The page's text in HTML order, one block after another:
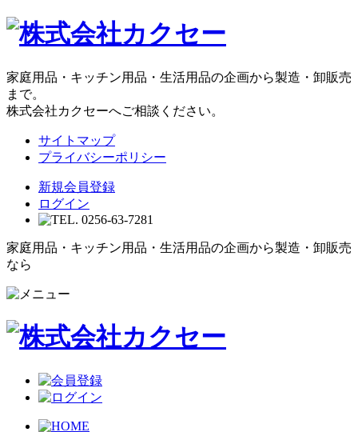
家庭用品・キッチン用品・生活用品の企画から製造・卸販売
まで。
株式会社カクセーへご相談ください。
サイトマップ
プライバシーポリシー
新規会員登録
ログイン
家庭用品・キッチン用品・生活用品の企画から製造・卸販売
なら